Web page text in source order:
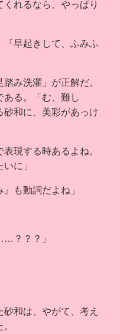
くれるなら、やっぱり
『早起きして、ふみふ
み洗濯」が正解だ。
ある。「む、難し
和に、美彩があっけ
現する時あるよね。
に」
も動詞だよね」
？？？」
和は、やがて、考え